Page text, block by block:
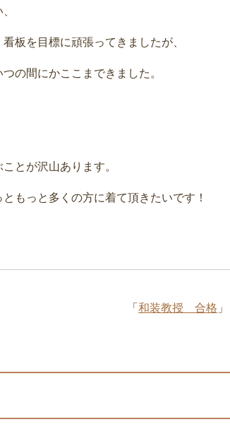
板を目標に頑張ってきましたが、
の間にかここまできました。
とが沢山あります。
もっと多くの方に着て頂きたいです！
「 和装教授 合格 」